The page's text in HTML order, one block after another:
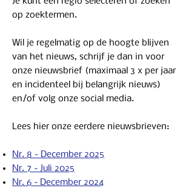
op zoektermen.
Wil je regelmatig op de hoogte blijven
van het nieuws, schrijf je dan in voor
onze nieuwsbrief (maximaal 3 x per jaar
en incidenteel bij belangrijk nieuws)
en/of volg onze social media.
Lees hier onze eerdere nieuwsbrieven:
Nr. 8 - December 2025
Nr. 7 - Juli 2025
Nr. 6 - December 2024